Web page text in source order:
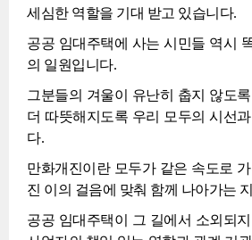
세심한 역할을 기대 받고 있습니다.
공공 임대주택에 사는 시민들 역시
의 일원입니다.
그분들의 겨울이 유난히 춥지 않도
더 따뜻해지도록 우리 모두의 시선
다.
만화개진이란 모두가 같은 속도로
진 이의 걸음에 맞춰 함께 나아가는
공공 임대주택이 그 길에서 소외되